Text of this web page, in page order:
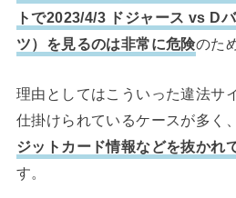
トで2023/4/3 ドジャース vs D
ツ）を見るのは非常に危険のた
理由としてはこういった違法サ
仕掛けられているケースが多く、
ジットカード情報などを抜かれ
す。